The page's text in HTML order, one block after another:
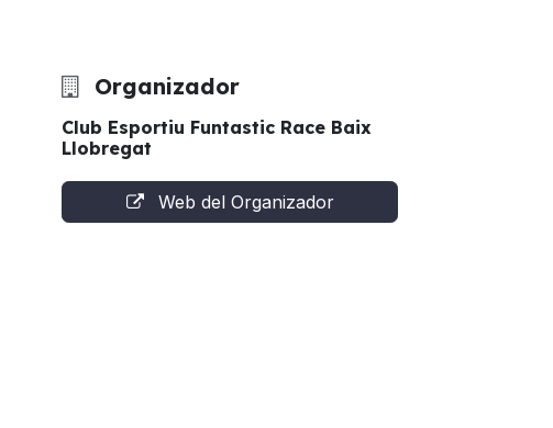
Organizador
Club Esportiu Funtastic Race Baix
Llobregat
Web del Organizador